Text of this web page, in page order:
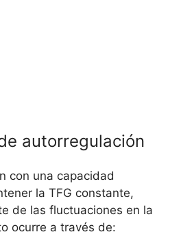
autorregulación
con una capacidad
la TFG constante,
de las fluctuaciones en la
ocurre a través de: